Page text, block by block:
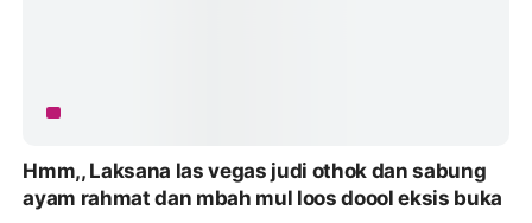
Hmm,, Laksana las vegas judi othok dan sabung
ayam rahmat dan mbah mul loos doool eksis buka